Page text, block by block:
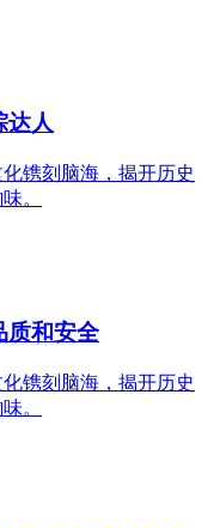
达人
镌刻脑海，揭开历史
。
质和安全
镌刻脑海，揭开历史
。